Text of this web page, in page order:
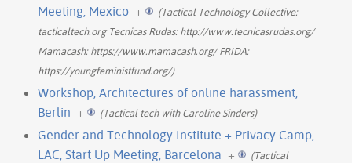
Meeting, Mexico +
(Tactical Technology Collective:
tacticaltech.org Tecnicas Rudas: http://www.tecnicasrudas.org/
Mamacash: https://www.mamacash.org/ FRIDA:
https://youngfeministfund.org/)
Workshop, Architectures of online harassment,
Berlin + (Tactical tech with Caroline Sinders)
Gender and Technology Institute + Privacy Camp,
LAC, Start Up Meeting, Barcelona +
(Tactical